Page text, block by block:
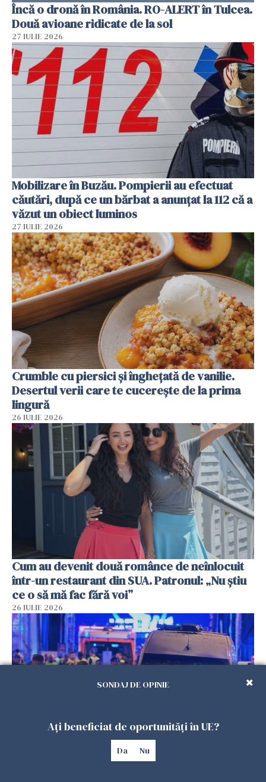
Încă o dronă în România. RO-ALERT în Tulcea.
Două avioane ridicate de la sol
27 IULIE 2026
Mobilizare în Buzău. Pompierii au efectuat
căutări, după ce un bărbat a anunțat la 112 că a
văzut un obiect luminos
27 IULIE 2026
Crumble cu piersici și înghețată de vanilie.
Desertul verii care te cucerește de la prima
lingură
26 IULIE 2026
Cum au devenit două românce de neînlocuit
într-un restaurant din SUA. Patronul: „Nu știu
ce o să mă fac fără voi”
26 IULIE 2026
Teroare la Berlin, în timpul Gay Pride: o dubiță
SONDAJ DE OPINIE
Ați beneficiat de oportunități în UE?
Da Nu